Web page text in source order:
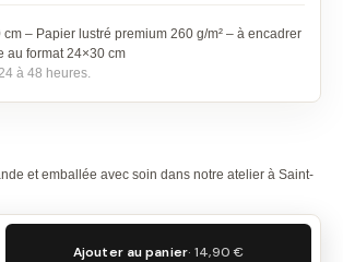
– Papier lustré premium 260 g/m² – à encadrer
au format 24×30 cm
à 48 heures.
et emballée avec soin dans notre atelier à Saint-
Ajouter au panier· 14,90 €